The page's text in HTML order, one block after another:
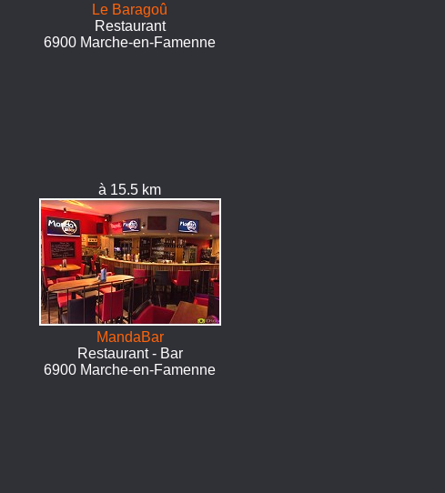
Le Baragoû
Restaurant
6900 Marche-en-Famenne
à 15.5 km
MandaBar
Restaurant - Bar
6900 Marche-en-Famenne